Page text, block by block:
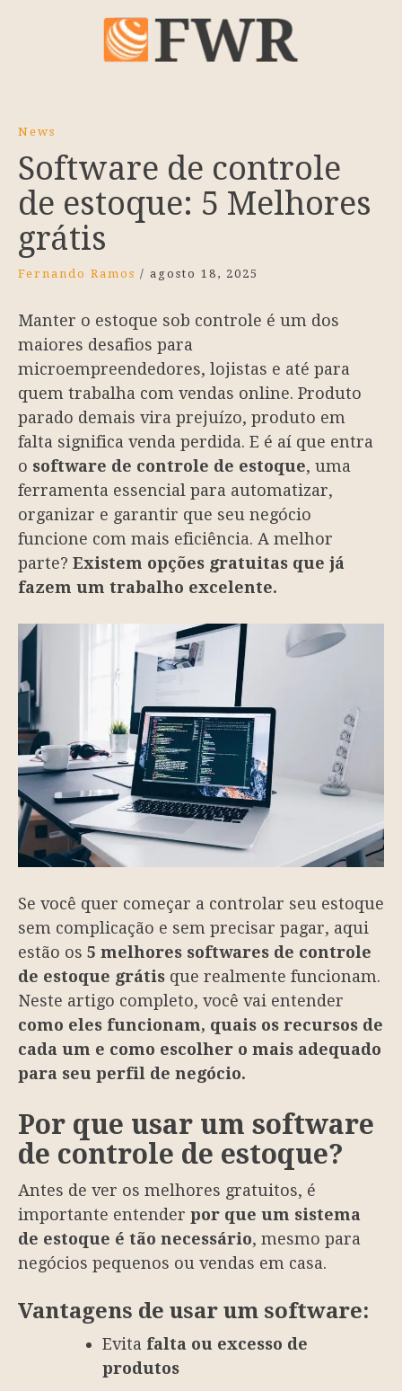
News
Software de controle
de estoque: 5 Melhores
grátis
Fernando Ramos / agosto 18, 2025
Manter o estoque sob controle é um dos
maiores desafios para
microempreendedores, lojistas e até para
quem trabalha com vendas online. Produto
parado demais vira prejuízo, produto em
falta significa venda perdida. E é aí que entra
o software de controle de estoque, uma
ferramenta essencial para automatizar,
organizar e garantir que seu negócio
funcione com mais eficiência. A melhor
parte? Existem opções gratuitas que já
fazem um trabalho excelente.
Se você quer começar a controlar seu estoque
sem complicação e sem precisar pagar, aqui
estão os 5 melhores softwares de controle
de estoque grátis que realmente funcionam.
Neste artigo completo, você vai entender
como eles funcionam, quais os recursos de
cada um e como escolher o mais adequado
para seu perfil de negócio.
Por que usar um software
de controle de estoque?
Antes de ver os melhores gratuitos, é
importante entender por que um sistema
de estoque é tão necessário, mesmo para
negócios pequenos ou vendas em casa.
Vantagens de usar um software:
Evita falta ou excesso de
produtos